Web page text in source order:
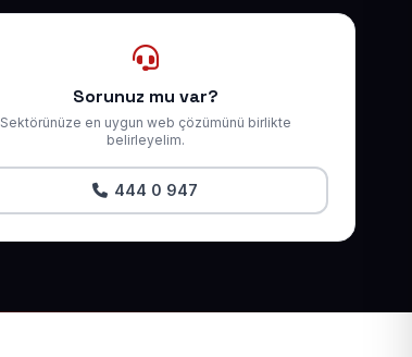
Sorunuz mu var?
Sektörünüze en uygun web çözümünü birlikte
belirleyelim.
444 0 947